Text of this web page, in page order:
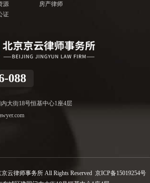
源
证
房产律师
088
大街18号恒基中心1座4层
云律师事务所 All Rights Reserved京ICP备15019254号